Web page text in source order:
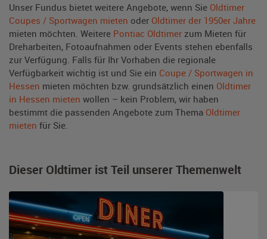
Unser Fundus bietet weitere Angebote, wenn Sie Oldtimer
Coupes / Sportwagen mieten oder Oldtimer der 1950er Jahre
mieten möchten. Weitere Pontiac Oldtimer zum Mieten für
Dreharbeiten, Fotoaufnahmen oder Events stehen ebenfalls
zur Verfügung. Falls für Ihr Vorhaben die regionale
Verfügbarkeit wichtig ist und Sie ein Coupe / Sportwagen in
Hessen mieten möchten bzw. grundsätzlich einen Oldtimer
in Hessen mieten wollen – kein Problem, wir haben
bestimmt die passenden Angebote zum Thema Oldtimer
mieten für Sie.
Dieser Oldtimer ist Teil unserer Themenwelt